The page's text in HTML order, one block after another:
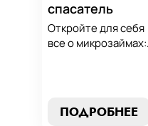
спасатель
Откройте для себя
все о микрозаймах:
погашения. Наше
ПОДРОБНЕЕ